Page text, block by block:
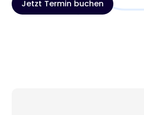
Jetzt Termin buchen